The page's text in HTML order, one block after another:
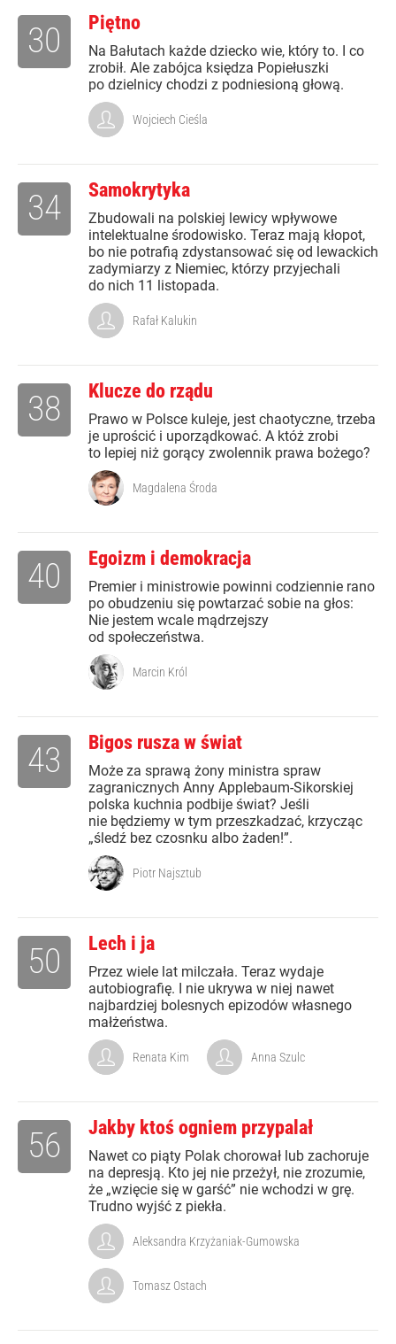
Piętno
Na Bałutach każde dziecko wie, który to. I co
zrobił. Ale zabójca księdza Popiełuszki
po dzielnicy chodzi z podniesioną głową.
30
Wojciech Cieśla
Samokrytyka
Zbudowali na polskiej lewicy wpływowe
intelektualne środowisko. Teraz mają kłopot,
bo nie potrafią zdystansować się od lewackich
zadymiarzy z Niemiec, którzy przyjechali
do nich 11 listopada.
34
Rafał Kalukin
Klucze do rządu
Prawo w Polsce kuleje, jest chaotyczne, trzeba
je uprościć i uporządkować. A któż zrobi
to lepiej niż gorący zwolennik prawa bożego?
38
Magdalena Środa
Egoizm i demokracja
Premier i ministrowie powinni codziennie rano
po obudzeniu się powtarzać sobie na głos:
Nie jestem wcale mądrzejszy
od społeczeństwa.
40
Marcin Król
Bigos rusza w świat
Może za sprawą żony ministra spraw
zagranicznych Anny Applebaum-Sikorskiej
polska kuchnia podbije świat? Jeśli
nie będziemy w tym przeszkadzać, krzycząc
„śledź bez czosnku albo żaden!”.
43
Piotr Najsztub
Lech i ja
Przez wiele lat milczała. Teraz wydaje
autobiografię. I nie ukrywa w niej nawet
najbardziej bolesnych epizodów własnego
małżeństwa.
50
Renata Kim Anna Szulc
Jakby ktoś ogniem przypalał
Nawet co piąty Polak chorował lub zachoruje
na depresją. Kto jej nie przeżył, nie zrozumie,
że „wzięcie się w garść” nie wchodzi w grę.
Trudno wyjść z piekła.
56
Aleksandra Krzyżaniak-Gumowska
Tomasz Ostach